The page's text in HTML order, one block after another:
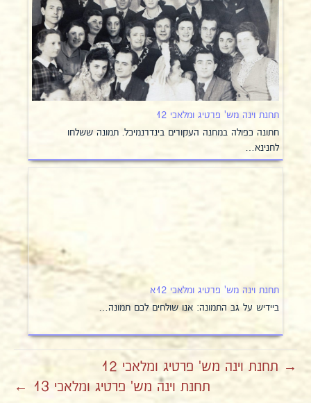
תחנת וינה מש' פרטיג ומלאכי 12
חתונה כפולה במחנה העקורים בינדרנמיכל. תמונה ששלחו
לחנינא…
תחנת וינה מש' פרטיג ומלאכי 12א
ביידיש על גב התמונה: אנו שולחים לכם תמונה…
→ תחנת וינה מש' פרטיג ומלאכי 12
תחנת וינה מש' פרטיג ומלאכי 13 ←